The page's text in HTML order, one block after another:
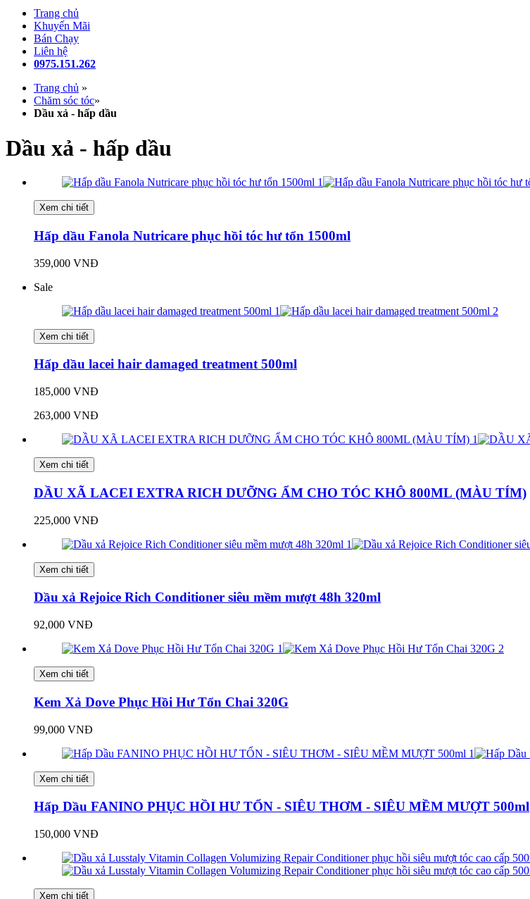
Trang chủ
Khuyến Mãi
Bán Chạy
Liên hệ
0975.151.262
Trang chủ »
Chăm sóc tóc»
Dầu xả - hấp dầu
Dầu xả - hấp dầu
Xem chi tiết
Hấp dầu Fanola Nutricare phục hồi tóc hư tổn 1500ml
359,000 VNĐ
Sale
Xem chi tiết
Hấp dầu lacei hair damaged treatment 500ml
185,000 VNĐ
263,000 VNĐ
Xem chi tiết
DẦU XÃ LACEI EXTRA RICH DƯỠNG ẨM CHO TÓC KHÔ 800ML (MÀU TÍM)
225,000 VNĐ
Xem chi tiết
Dầu xả Rejoice Rich Conditioner siêu mềm mượt 48h 320ml
92,000 VNĐ
Xem chi tiết
Kem Xả Dove Phục Hồi Hư Tổn Chai 320G
99,000 VNĐ
Xem chi tiết
Hấp Dầu FANINO PHỤC HỒI HƯ TỔN - SIÊU THƠM - SIÊU MỀM MƯỢT 500ml
150,000 VNĐ
Xem chi tiết